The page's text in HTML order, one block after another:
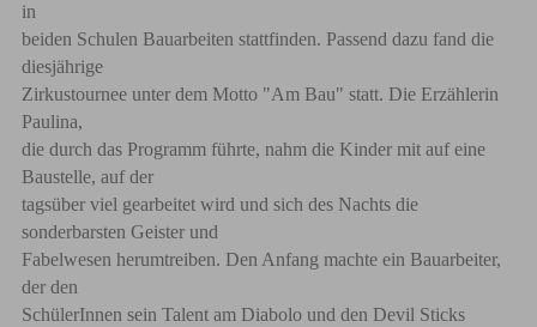
in
beiden Schulen Bauarbeiten stattfinden. Passend dazu fand die
diesjährige
Zirkustournee unter dem Motto "Am Bau" statt. Die Erzählerin
Paulina,
die durch das Programm führte, nahm die Kinder mit auf eine
Baustelle, auf der
tagsüber viel gearbeitet wird und sich des Nachts die
sonderbarsten Geister und
Fabelwesen herumtreiben. Den Anfang machte ein Bauarbeiter,
der den
SchülerInnen sein Talent am Diabolo und den Devil Sticks